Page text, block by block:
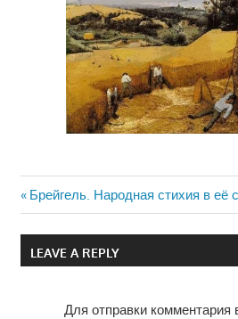
Навигация
по
Previous
Post:
Брейгель. Народная стихия в её
LEAVE A REPLY
Для отправки комментария